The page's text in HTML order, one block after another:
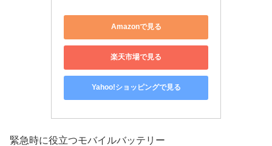
Amazonで見る
楽天市場で見る
Yahoo!ショッピングで見る
緊急時に役立つモバイルバッテリー